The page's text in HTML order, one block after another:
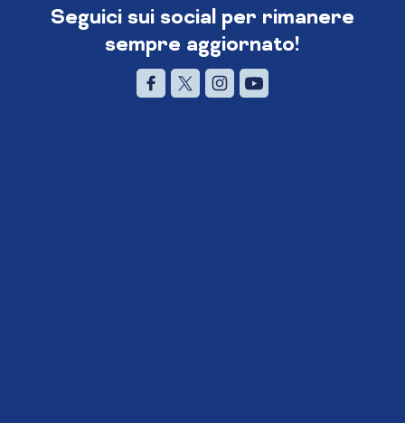
Seguici sui social per rimanere
sempre aggiornato!